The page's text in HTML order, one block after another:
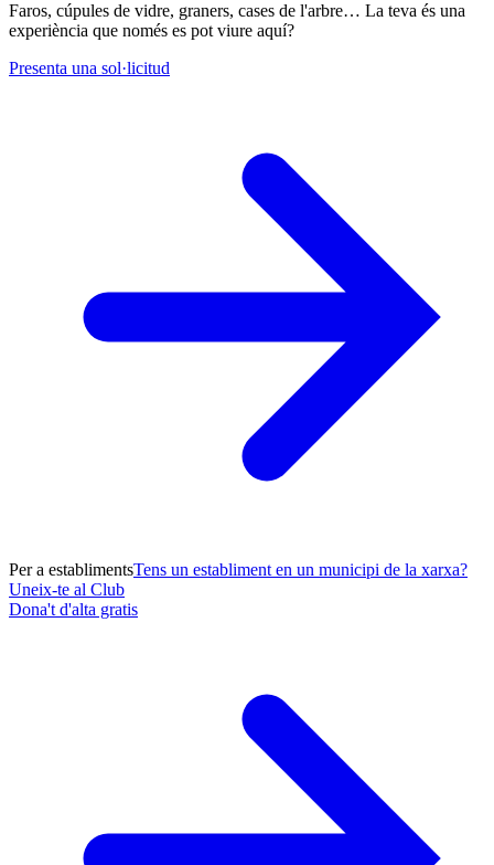
Faros, cúpules de vidre, graners, cases de l'arbre… La teva és una
experiència que només es pot viure aquí?
Presenta una sol·licitud
Per a establimentsTens un establiment en un municipi de la xarxa?
Uneix-te al Club
Dona't d'alta gratis